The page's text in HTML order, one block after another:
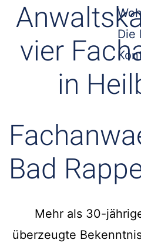
Die
vier
in
Bad
Mehr als 30-
überzeugte